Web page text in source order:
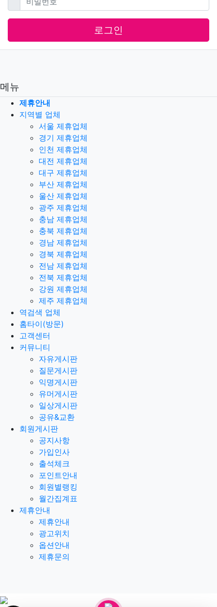
로그인
메뉴
제휴안내
지역별 업체
서울 제휴업체
경기 제휴업체
인천 제휴업체
대전 제휴업체
대구 제휴업체
부산 제휴업체
울산 제휴업체
광주 제휴업체
충남 제휴업체
충북 제휴업체
경남 제휴업체
경북 제휴업체
전남 제휴업체
전북 제휴업체
강원 제휴업체
제주 제휴업체
역검색 업체
홈타이(방문)
고객센터
커뮤니티
자유게시판
질문게시판
익명게시판
유머게시판
일상게시판
공유&교환
회원게시판
공지사항
가입인사
출석체크
포인트안내
회원별랭킹
월간집계표
제휴안내
제휴안내
광고위치
옵션안내
제휴문의